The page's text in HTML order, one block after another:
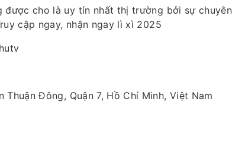
được cho là uy tín nhất thị trường bởi sự chuyên
cập ngay, nhận ngay lì xì 2025
Thuận Đông, Quận 7, Hồ Chí Minh, Việt Nam